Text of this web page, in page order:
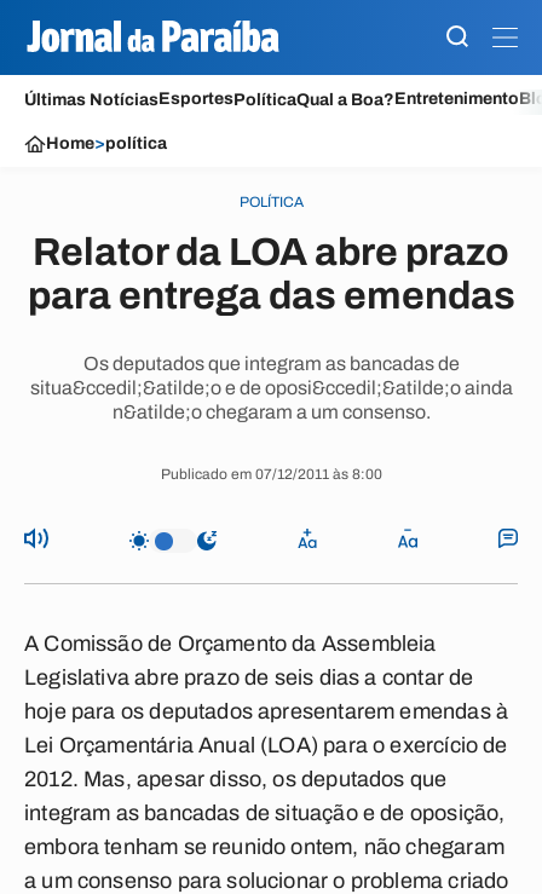
Últimas NotíciasEsportesPolíticaQual a Boa?Entretenimento
Home>política
POLÍTICA
Relator da LOA abre prazo
para entrega das emendas
Os deputados que integram as bancadas de
situa&ccedil;&atilde;o e de oposi&ccedil;&atilde;o ainda
n&atilde;o chegaram a um consenso.
Publicado em 07/12/2011 às 8:00
A Comissão de Orçamento da Assembleia
Legislativa abre prazo de seis dias a contar de
hoje para os deputados apresentarem emendas à
Lei Orçamentária Anual (LOA) para o exercício de
2012. Mas, apesar disso, os deputados que
integram as bancadas de situação e de oposição,
embora tenham se reunido ontem, não chegaram
a um consenso para solucionar o problema criado